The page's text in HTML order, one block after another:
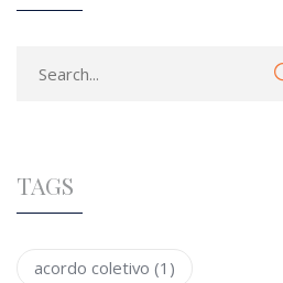
TAGS
acordo coletivo (1)